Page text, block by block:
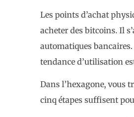
Les points d’achat
acheter des bitcoins. Il
automatiques
tendance d’utilisation
Dans l’hexagone, vous
cinq étapes suffisent